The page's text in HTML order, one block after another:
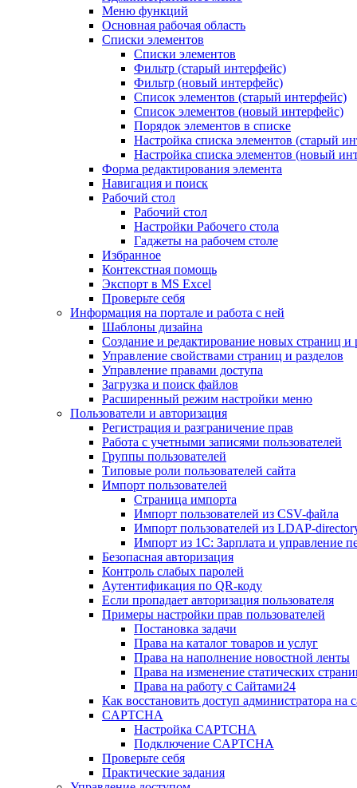
Меню функций
Основная рабочая область
Списки элементов
Списки элементов
Фильтр (старый интерфейс)
Фильтр (новый интерфейс)
Список элементов (старый интерфейс)
Список элементов (новый интерфейс)
Порядок элементов в списке
Настройка списка элементов (старый
Настройка списка элементов (новый
Форма редактирования элемента
Навигация и поиск
Рабочий стол
Рабочий стол
Настройки Рабочего стола
Гаджеты на рабочем столе
Избранное
Контекстная помощь
Экспорт в MS Excel
Проверьте себя
Информация на портале и работа с ней
Шаблоны дизайна
Создание и редактирование новых страниц и
Управление свойствами страниц и разделов
Управление правами доступа
Загрузка и поиск файлов
Расширенный режим настройки меню
Пользователи и авторизация
Регистрация и разграничение прав
Работа с учетными записями пользователей
Группы пользователей
Типовые роли пользователей сайта
Импорт пользователей
Страница импорта
Импорт пользователей из CSV-файла
Импорт пользователей из LDAP-
Импорт из 1С: Зарплата и управление
Безопасная авторизация
Контроль слабых паролей
Аутентификация по QR-коду
Если пропадает авторизация пользователя
Примеры настройки прав пользователей
Постановка задачи
Права на каталог товаров и услуг
Права на наполнение новостной ленты
Права на изменение статических
Права на работу с Сайтами24
Как восстановить доступ администратора на
CAPTCHA
Настройка CAPTCHA
Подключение CAPTCHA
Проверьте себя
Практические задания